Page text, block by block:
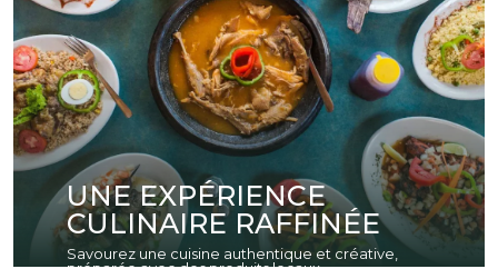
UNE EXPÉRIENCE
CULINAIRE RAFFINÉE
Savourez une cuisine authentique et créative,
préparée avec des produits locaux.